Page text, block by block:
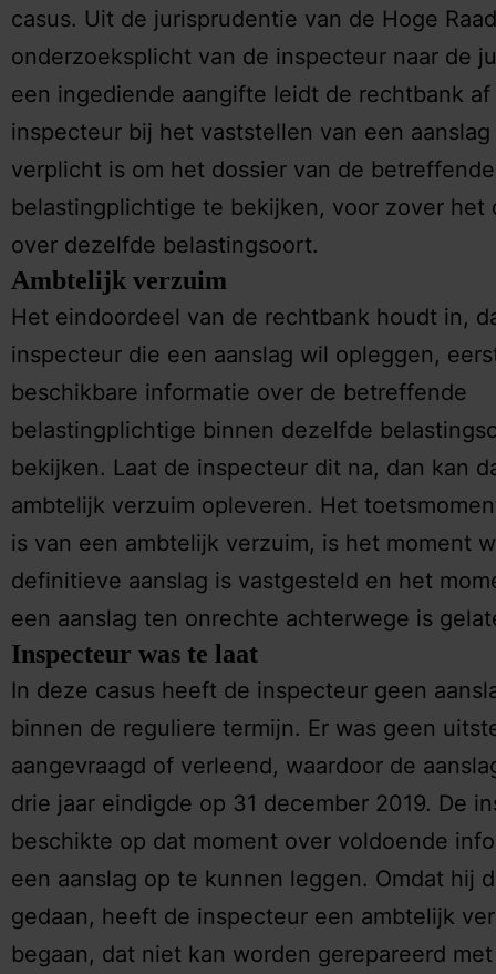
casus. Uit de jurisprudentie van de Hoge
onderzoeksplicht van de inspecteur naar de
een ingediende aangifte leidt de rechtbank af
inspecteur bij het vaststellen van een
verplicht is om het dossier van de betreffende
belastingplichtige te bekijken, voor zover het
over dezelfde belastingsoort.
Ambtelijk verzuim
Het eindoordeel van de rechtbank houdt in,
inspecteur die een aanslag wil opleggen,
beschikbare informatie over de betreffende
belastingplichtige binnen dezelfde
bekijken. Laat de inspecteur dit na, dan kan
ambtelijk verzuim opleveren. Het
is van een ambtelijk verzuim, is het moment
definitieve aanslag is vastgesteld en het
een aanslag ten onrechte achterwege is
Inspecteur was te laat
In deze casus heeft de inspecteur geen
binnen de reguliere termijn. Er was geen
aangevraagd of verleend, waardoor de
drie jaar eindigde op 31 december 2019. De
beschikte op dat moment over voldoende
een aanslag op te kunnen leggen. Omdat hij
gedaan, heeft de inspecteur een ambtelijk
begaan, dat niet kan worden gerepareerd